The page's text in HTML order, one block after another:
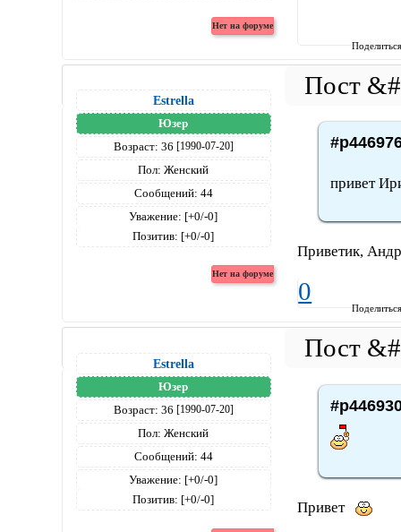
Estrella
Юзер
Возраст: 36 [1990-07-20]
Пол: Женский
Сообщений: 44
Уважение: [+0/-0]
Позитив: [+0/-0]
привет
Приветик,
0
Estrella
Юзер
Возраст: 36 [1990-07-20]
Пол: Женский
Сообщений: 44
Уважение: [+0/-0]
Позитив: [+0/-0]
Привет